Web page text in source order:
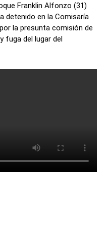
Franklin Alfonzo (31)
detenido en la Comisaría
la presunta comisión de
fuga del lugar del